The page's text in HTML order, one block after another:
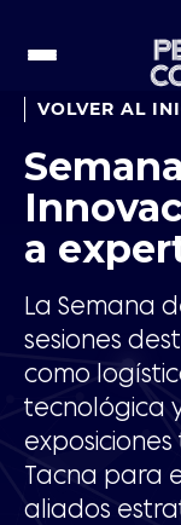
VOLVER AL
a
La Semana
sesiones
como
tecnológica
Tacna para
aliados